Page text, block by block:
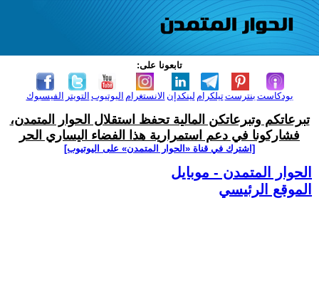
تابعونا على:
الفيسبوك التويتر اليوتيوب الانستغرام لينكدإن تيلكرامبنترست بودكاست
تبرعاتكم وتبرعاتكن المالية تحفظ استقلال الحوار المتمدن،
فشاركونا في دعم استمرارية هذا الفضاء اليساري الحر
[اشترك في قناة ‫«الحوار المتمدن» على اليوتيوب]
الحوار المتمدن - موبايل
الموقع الرئيسي